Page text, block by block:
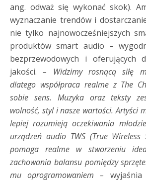
ang. odważ się wykonać skok).
wyznaczanie trendów i
nie tylko najnowocześniejszych
produktów smart audio –
bezprzewodowych i oferujących
jakości.– Widzimy rosnącą siłę
dlatego współpraca realme z The
sobie sens. Muzyka oraz teksty
wolność, styl i nasze wartości. Artyści
lepiej rozumieją oczekiwania
urządzeń audio TWS (True
pomaga realme w stworzeniu
zachowania balansu pomiędzy
mu oprogramowaniem –